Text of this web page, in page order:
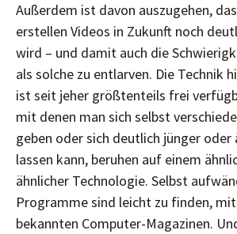
Außerdem ist davon auszugehen,
erstellen Videos in Zukunft noch
wird – und damit auch die
als solche zu entlarven. Die Technik
ist seit jeher größtenteils frei
mit denen man sich selbst
geben oder sich deutlich jünger
lassen kann, beruhen auf einem
ähnlicher Technologie. Selbst
Programme sind leicht zu finden,
bekannten Computer-Magazinen.